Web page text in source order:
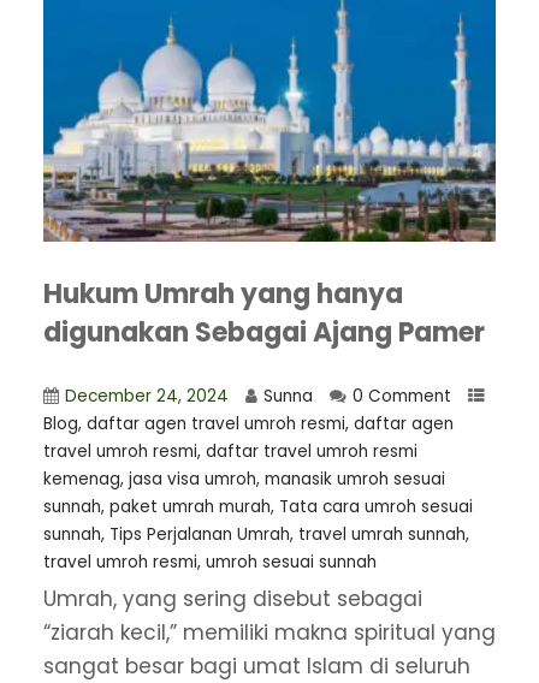
Hukum Umrah yang hanya
digunakan Sebagai Ajang Pamer
December 24, 2024 Sunna
0 Comment
Blog, daftar agen travel umroh resmi, ⁠daftar agen
travel umroh resmi, daftar travel umroh resmi
kemenag, jasa visa umroh, manasik umroh sesuai
sunnah, paket umrah murah, Tata cara umroh sesuai
sunnah, Tips Perjalanan Umrah, travel umrah sunnah,
travel umroh resmi, umroh sesuai sunnah
Umrah, yang sering disebut sebagai
“ziarah kecil,” memiliki makna spiritual yang
sangat besar bagi umat Islam di seluruh